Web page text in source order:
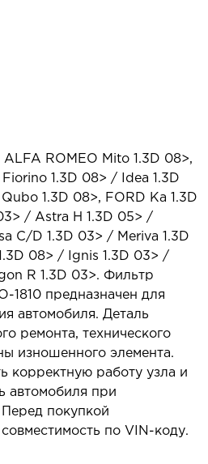
ROMEO Mito 1.3D 08>,
1.3D 08> / Idea 1.3D
1.3D 08>, FORD Ka 1.3D
/ Astra H 1.3D 05> /
C/D 1.3D 03> / Meriva 1.3D
08> / Ignis 1.3D 03> /
R 1.3D 03>. Фильтр
1810 предназначен для
автомобиля. Деталь
ремонта, технического
изношенного элемента.
корректную работу узла и
автомобиля при
покупкой
по VIN-коду.